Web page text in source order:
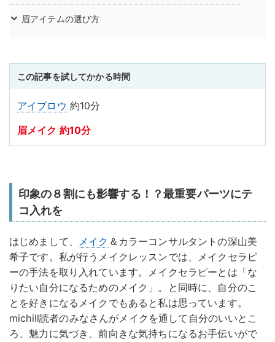
眉アイテムの選び方
この記事を試してかかる時間
アイブロウ 約10分
眉メイク 約10分
印象の８割にも影響する！？最重要パーツにテ
コ入れを
はじめまして、 メイク ＆カラーコンサルタントの深山美
希子です。私が行うメイクレッスンでは、メイクセラピ
ーの手法を取り入れています。メイクセラピーとは「な
りたい自分になるためのメイク」。と同時に、自分のこ
とを好きになるメイクでもあると私は思っています。
michill読者のみなさんがメイクを通して自分のいいとこ
ろ、魅力に気づき、前向きな気持ちになるお手伝いがで